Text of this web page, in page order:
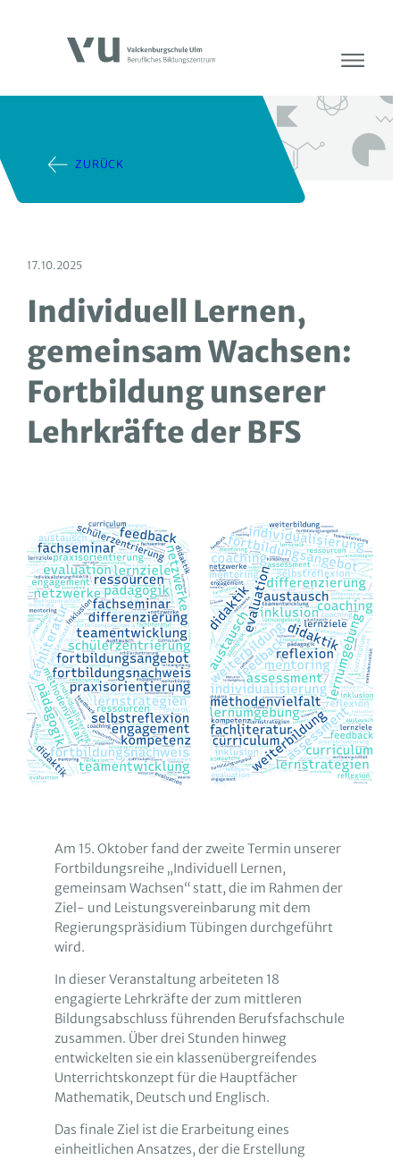
ZURÜCK
17.10.2025
Individuell Lernen,
gemeinsam Wachsen:
Fortbildung unserer
Lehrkräfte der BFS
Am 15. Oktober fand der zweite Termin unserer
Fortbildungsreihe „Individuell Lernen,
gemeinsam Wachsen“ statt, die im Rahmen der
Ziel- und Leistungsvereinbarung mit dem
Regierungspräsidium Tübingen durchgeführt
wird.
In dieser Veranstaltung arbeiteten 18
engagierte Lehrkräfte der zum mittleren
Bildungsabschluss führenden Berufsfachschule
zusammen. Über drei Stunden hinweg
entwickelten sie ein klassenübergreifendes
Unterrichtskonzept für die Hauptfächer
Mathematik, Deutsch und Englisch.
Das finale Ziel ist die Erarbeitung eines
einheitlichen Ansatzes, der die Erstellung